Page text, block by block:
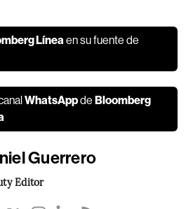
Línea en su fuente de
WhatsAppdeBloomberg
Guerrero
Editor